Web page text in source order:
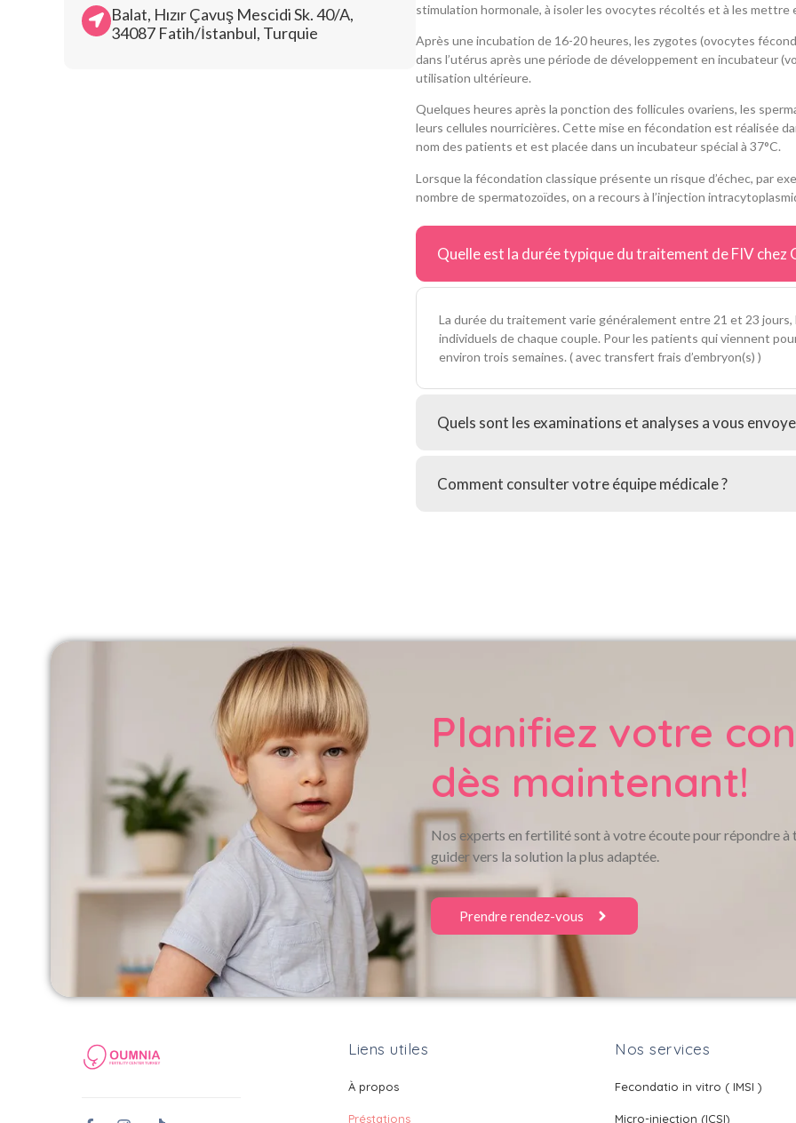
Balat, Hızır Çavuş Mescidi Sk. 40/A,
34087 Fatih/İstanbul, Turquie
stimulation hormonale, à isoler les ovocytes récoltés et à les
Après une incubation de 16-20 heures, les zygotes (ovocytes
dans l’utérus après une période de développement en incubateur
utilisation ultérieure.
Quelques heures après la ponction des follicules ovariens, les
leurs cellules nourricières. Cette mise en fécondation est réalisée
nom des patients et est placée dans un incubateur spécial à 37°C.
Lorsque la fécondation classique présente un risque d’échec, par
nombre de spermatozoïdes, on a recours à l’injection
Quelle est la durée typique du traitement de FIV chez
La durée du traitement varie généralement entre 21 et 23
individuels de chaque couple. Pour les patients qui viennent
environ trois semaines. ( avec transfert frais d’embryon(s) )
Quels sont les examinations et analyses a vous
Comment consulter votre équipe médicale ?
Planifiez votre
dès maintenant!
Nos experts en fertilité sont à votre écoute pour répondre à
guider vers la solution la plus adaptée.
Prendre rendez-vous
Liens utiles
À propos
Préstations
Nos services
Fecondatio in vitro ( IMSI )
Micro-injection (ICSI)